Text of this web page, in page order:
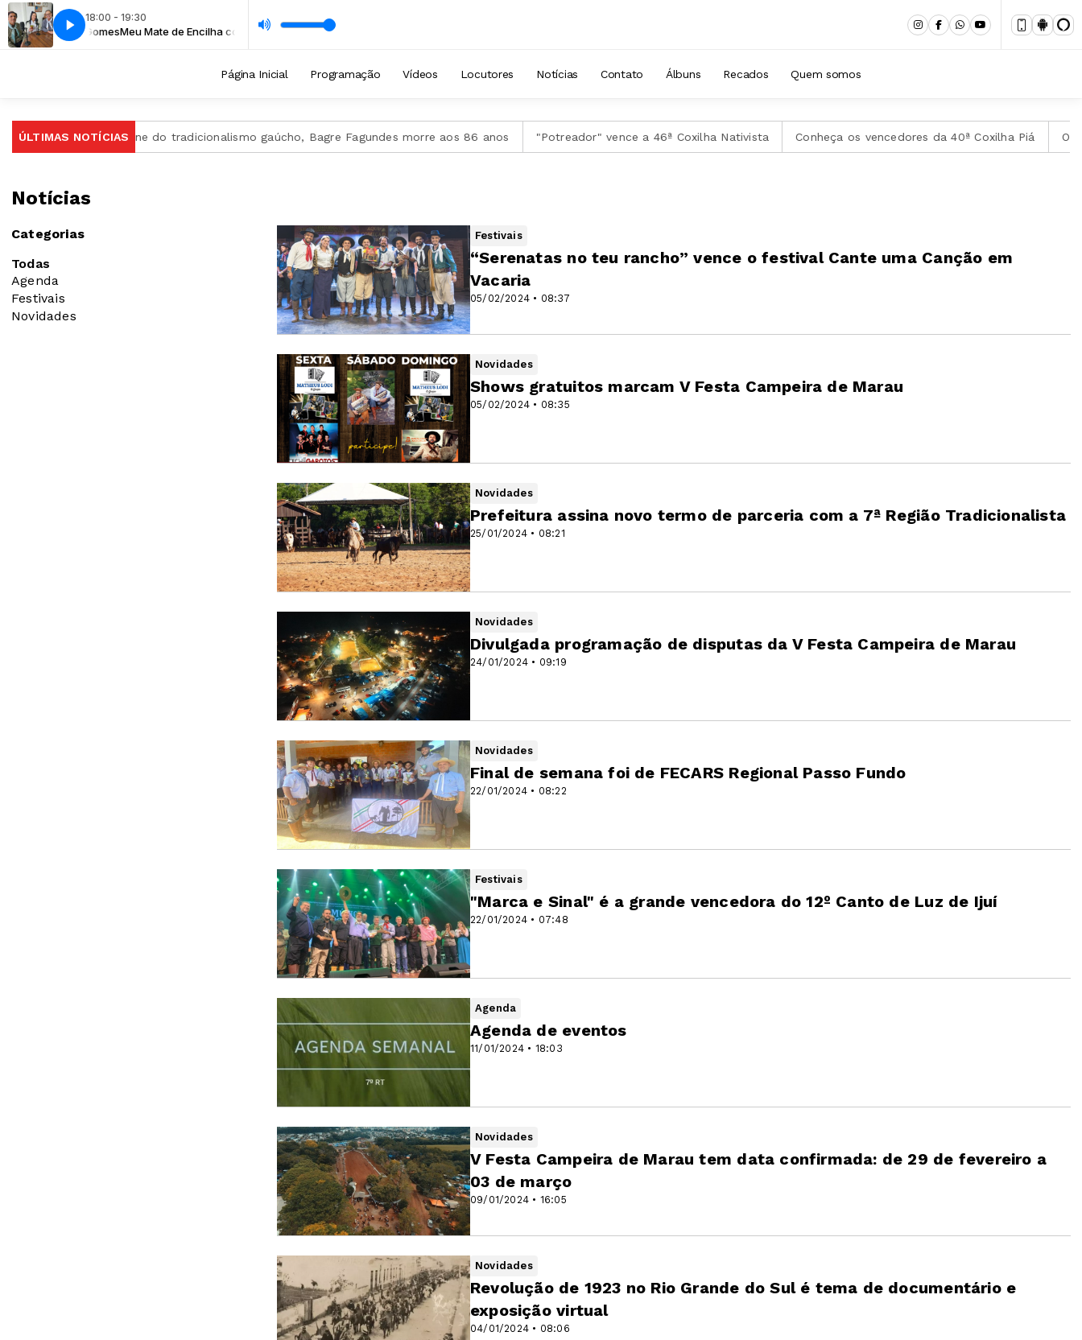
18:00 - 19:30
GomesMeu Mate de Encilha com Miguel Pereira, Gelson Vinadé e Loreni Gomes
- bloco 2Meu Mate de Encilha - 266 - bloco 2
Página Inicial Programação Vídeos Locutores Notícias Contato Álbuns Recados Quem somos
ÚLTIMAS NOTÍCIAS
Ícone do tradicionalismo gaúcho, Bagre Fagundes morre aos 86 anos "Potreador" vence a 46ª Coxilha Nativista Conheça os vencedores da 40ª Coxilha Piá Obra de
Notícias
Categorias
Todas
Agenda
Festivais
Novidades
Festivais
05/02/2024 • 08:37
“Serenatas no teu rancho” vence o festival Cante uma Canção em
Vacaria
Novidades
05/02/2024 • 08:35
Shows gratuitos marcam V Festa Campeira de Marau
Novidades
25/01/2024 • 08:21
Prefeitura assina novo termo de parceria com a 7ª Região Tradicionalista
Novidades
24/01/2024 • 09:19
Divulgada programação de disputas da V Festa Campeira de Marau
Novidades
22/01/2024 • 08:22
Final de semana foi de FECARS Regional Passo Fundo
Festivais
22/01/2024 • 07:48
"Marca e Sinal" é a grande vencedora do 12º Canto de Luz de Ijuí
Agenda
11/01/2024 • 18:03
Agenda de eventos
Novidades
09/01/2024 • 16:05
V Festa Campeira de Marau tem data confirmada: de 29 de fevereiro a
03 de março
Novidades
04/01/2024 • 08:06
Revolução de 1923 no Rio Grande do Sul é tema de documentário e
exposição virtual